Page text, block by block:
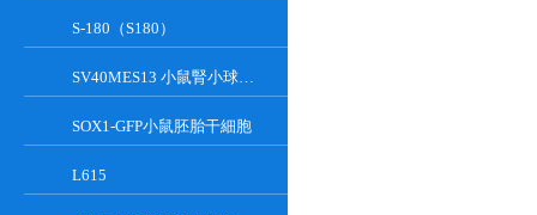
S-180（S180）
SV40MES13 小鼠腎小球系膜細胞
SOX1-GFP小鼠胚胎干細胞
L615